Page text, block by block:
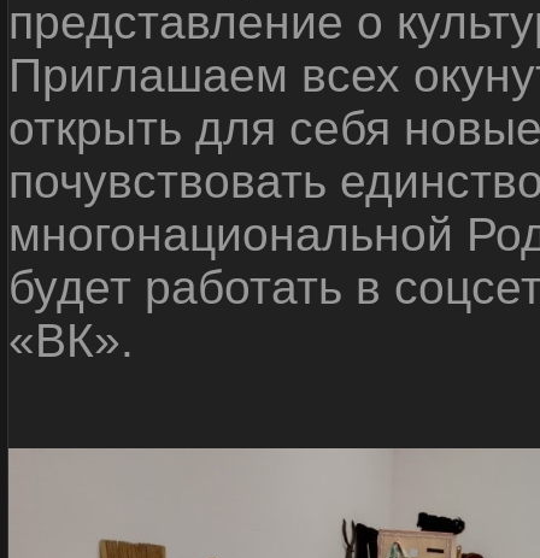
представление о
Приглашаем всех
открыть для себя
почувствовать
многонациональной
будет работать в
«ВК».